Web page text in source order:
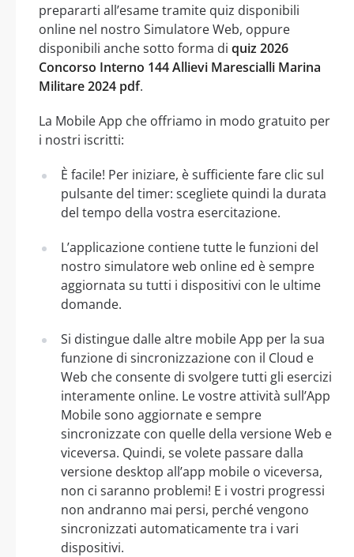
prepararti all’esame tramite quiz disponibili
online nel nostro Simulatore Web, oppure
disponibili anche sotto forma di quiz 2026
Concorso Interno 144 Allievi Marescialli Marina
Militare 2024 pdf.
La Mobile App che offriamo in modo gratuito per
i nostri iscritti:
È facile! Per iniziare, è sufficiente fare clic sul
pulsante del timer: scegliete quindi la durata
del tempo della vostra esercitazione.
L’applicazione contiene tutte le funzioni del
nostro simulatore web online ed è sempre
aggiornata su tutti i dispositivi con le ultime
domande.
Si distingue dalle altre mobile App per la sua
funzione di sincronizzazione con il Cloud e
Web che consente di svolgere tutti gli esercizi
interamente online. Le vostre attività sull’App
Mobile sono aggiornate e sempre
sincronizzate con quelle della versione Web e
viceversa. Quindi, se volete passare dalla
versione desktop all’app mobile o viceversa,
non ci saranno problemi! E i vostri progressi
non andranno mai persi, perché vengono
sincronizzati automaticamente tra i vari
dispositivi.